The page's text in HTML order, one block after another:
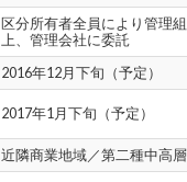
区分所有者全員により管理
上、管理会社に委託
2016年12月下旬（予定）
2017年1月下旬（予定）
近隣商業地域／第二種中高